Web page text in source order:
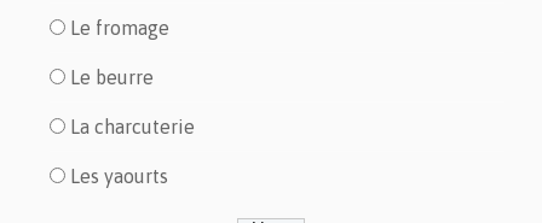
Le fromage
Le beurre
La charcuterie
Les yaourts